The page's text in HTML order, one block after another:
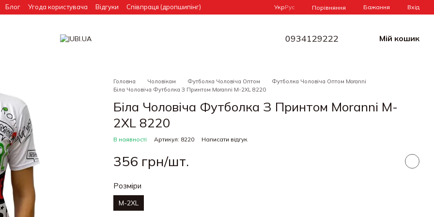
Блог Угода користувача Відгуки Співпраця (дропшипінг) УкрРус Порівняння Бажання Вхід
0934129222 Мій кошик
Головна Чоловікам Футболка Чоловіча Оптом
Футболка Чоловіча Оптом Moranni
Біла Чоловіча Футболка З Принтом Moranni M-2XL 8220
Біла Чоловіча Футболка З Принтом Moranni M-
2XL 8220
В наявності Артикул: 8220 Написати відгук
356 грн/шт.
Розміри
M-2XL